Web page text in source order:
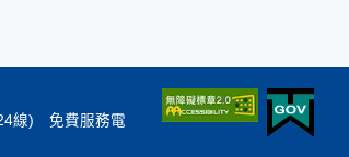
線) 免費服務電